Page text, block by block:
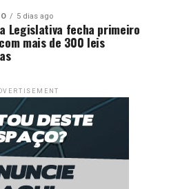
5 dias ago
Legislativa fecha primeiro
mais de 300 leis